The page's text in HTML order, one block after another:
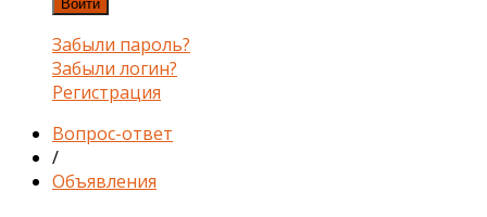
Войти
Забыли пароль?
Забыли логин?
Регистрация
Вопрос-ответ
/
Объявления